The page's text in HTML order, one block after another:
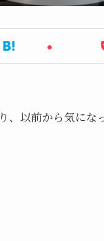
、以前から気に